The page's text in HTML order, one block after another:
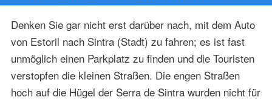
Denken Sie gar nicht erst darüber nach, mit dem Auto
von Estoril nach Sintra (Stadt) zu fahren; es ist fast
unmöglich einen Parkplatz zu finden und die Touristen
verstopfen die kleinen Straßen. Die engen Straßen
hoch auf die Hügel der Serra de Sintra wurden nicht für